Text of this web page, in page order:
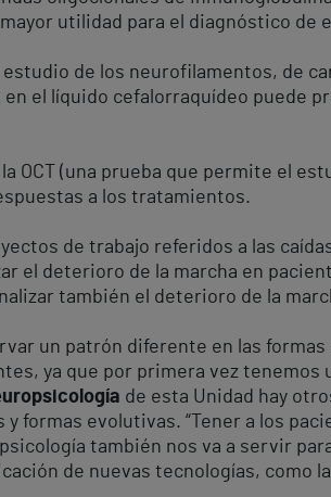
utilidad para el diagnóstico de
estudio de los neurofilamentos, de
el líquido cefalorraquídeo puede
OCT (una prueba que permite el
a los tratamientos.
de trabajo referidos a las
el deterioro de la marcha en
también el deterioro de la
un patrón diferente en las
ya que por primera vez
de esta Unidad hay
evolutivas. “Tener a los
también nos va a servir
de nuevas tecnologías, como la